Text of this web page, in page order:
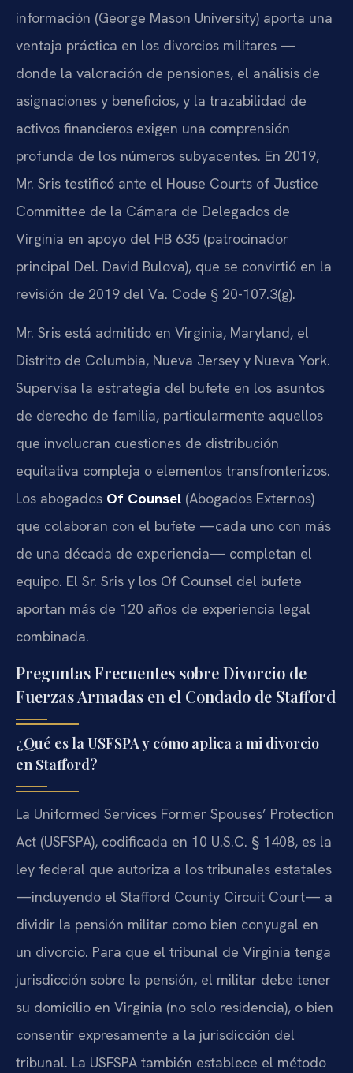
información (George Mason University) aporta una
ventaja práctica en los divorcios militares —
donde la valoración de pensiones, el análisis de
asignaciones y beneficios, y la trazabilidad de
activos financieros exigen una comprensión
profunda de los números subyacentes. En 2019,
Mr. Sris testificó ante el House Courts of Justice
Committee de la Cámara de Delegados de
Virginia en apoyo del HB 635 (patrocinador
principal Del. David Bulova), que se convirtió en la
revisión de 2019 del Va. Code § 20-107.3(g).
Mr. Sris está admitido en Virginia, Maryland, el
Distrito de Columbia, Nueva Jersey y Nueva York.
Supervisa la estrategia del bufete en los asuntos
de derecho de familia, particularmente aquellos
que involucran cuestiones de distribución
equitativa compleja o elementos transfronterizos.
Los abogados Of Counsel (Abogados Externos)
que colaboran con el bufete —cada uno con más
de una década de experiencia— completan el
equipo. El Sr. Sris y los Of Counsel del bufete
aportan más de 120 años de experiencia legal
combinada.
Preguntas Frecuentes sobre Divorcio de
Fuerzas Armadas en el Condado de Stafford
¿Qué es la USFSPA y cómo aplica a mi divorcio
en Stafford?
La Uniformed Services Former Spouses’ Protection
Act (USFSPA), codificada en 10 U.S.C. § 1408, es la
ley federal que autoriza a los tribunales estatales
—incluyendo el Stafford County Circuit Court— a
dividir la pensión militar como bien conyugal en
un divorcio. Para que el tribunal de Virginia tenga
jurisdicción sobre la pensión, el militar debe tener
su domicilio en Virginia (no solo residencia), o bien
consentir expresamente a la jurisdicción del
tribunal. La USFSPA también establece el método